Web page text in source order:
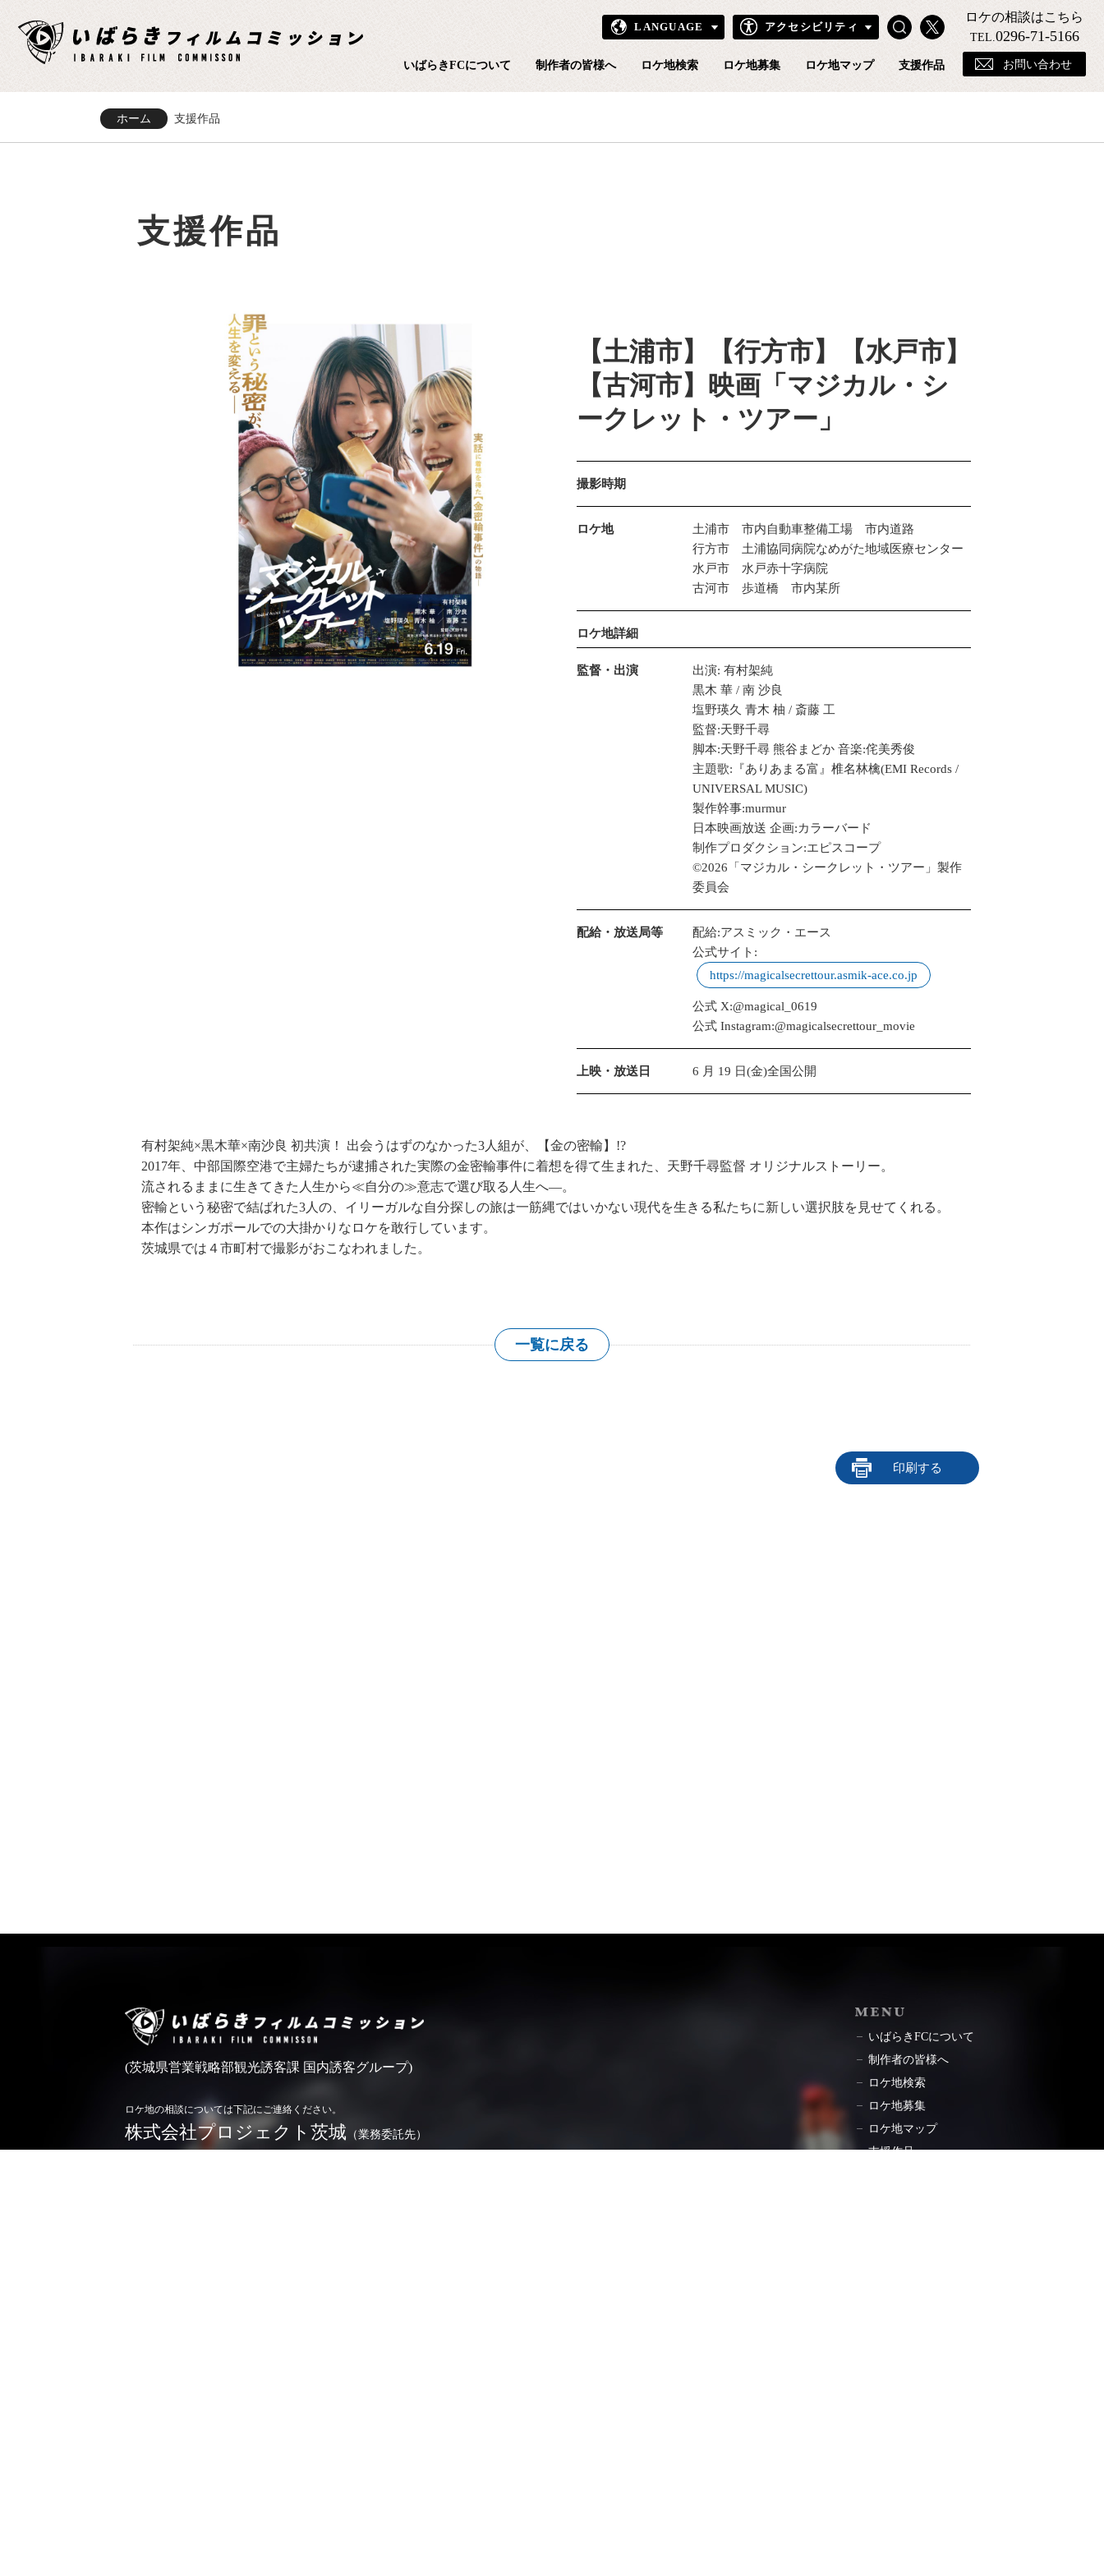
いばらきフィルムコミッションホームページ
LANGUAGE アクセシビリティ Search
いばらきFCについて 制作者の皆様へ ロケ地検索 ロケ地募集 ロケ地マップ 支援作品
ロケの相談はこちら
TEL. 0296-71-5166
お問い合わせ
ホーム 支援作品
支援作品
【土浦市】【行方市】【水戸市】
【古河市】映画「マジカル・シ
ークレット・ツアー」
撮影時期
ロケ地
土浦市 市内自動車整備工場 市内道路
行方市 土浦協同病院なめがた地域医療センター
水戸市 水戸赤十字病院
古河市 歩道橋 市内某所
ロケ地詳細
監督・出演
出演: 有村架純
黒木 華 / 南 沙良
塩野瑛久 青木 柚 / 斎藤 工
監督:天野千尋
脚本:天野千尋 熊谷まどか 音楽:侘美秀俊
主題歌:『ありあまる富』椎名林檎(EMI Records /
UNIVERSAL MUSIC)
製作幹事:murmur
日本映画放送 企画:カラーバード
制作プロダクション:エピスコープ
©2026「マジカル・シークレット・ツアー」製作
委員会
配給・放送局等
配給:アスミック・エース
公式サイト:
https://magicalsecrettour.asmik-ace.co.jp
公式 X:@magical_0619
公式 Instagram:@magicalsecrettour_movie
上映・放送日 6 月 19 日(金)全国公開
有村架純×黒木華×南沙良 初共演！ 出会うはずのなかった3人組が、【金の密輸】!?
2017年、中部国際空港で主婦たちが逮捕された実際の金密輸事件に着想を得て生まれた、天野千尋監督 オリジナルストーリー。
流されるままに生きてきた人生から≪自分の≫意志で選び取る人生へ―。
密輸という秘密で結ばれた3人の、イリーガルな自分探しの旅は一筋縄ではいかない現代を生きる私たちに新しい選択肢を見せてくれる。
本作はシンガポールでの大掛かりなロケを敢行しています。
茨城県では４市町村で撮影がおこなわれました。
一覧に戻る
印刷する
(茨城県営業戦略部観光誘客課 国内誘客グループ)
ロケ地の相談については下記にご連絡ください。
株式会社プロジェクト茨城 （業務委託先）
いばらきFCについて
制作者の皆様へ
ロケ地検索
ロケ地募集
ロケ地マップ
支援作品